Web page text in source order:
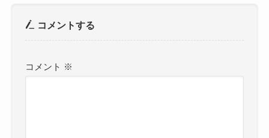
コメントする
コメント ※